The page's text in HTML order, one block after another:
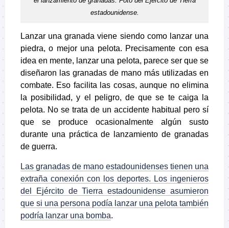
estadounidense.
Lanzar una granada viene siendo como lanzar una
piedra, o mejor una pelota. Precisamente con esa
idea en mente, lanzar una pelota, parece ser que se
diseñaron las granadas de mano más utilizadas en
combate. Eso facilita las cosas, aunque no elimina
la posibilidad, y el peligro, de que se te caiga la
pelota. No se trata de un accidente habitual pero sí
que se produce ocasionalmente algún susto
durante una práctica de lanzamiento de granadas
de guerra.
Las granadas de mano estadounidenses tienen una
extraña conexión con los deportes. Los ingenieros
del Ejército de Tierra estadounidense asumieron
que si una persona podía lanzar una pelota también
podría lanzar una bomba.